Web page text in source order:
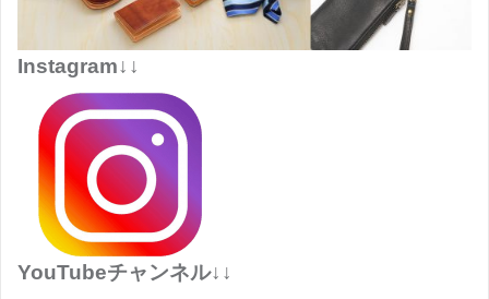
Instagram↓↓
YouTubeチャンネル↓↓